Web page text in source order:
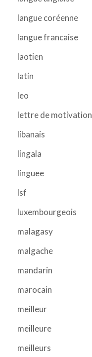
langue coréenne
langue francaise
laotien
latin
leo
lettre de motivation
libanais
lingala
linguee
lsf
luxembourgeois
malagasy
malgache
mandarin
marocain
meilleur
meilleure
meilleurs